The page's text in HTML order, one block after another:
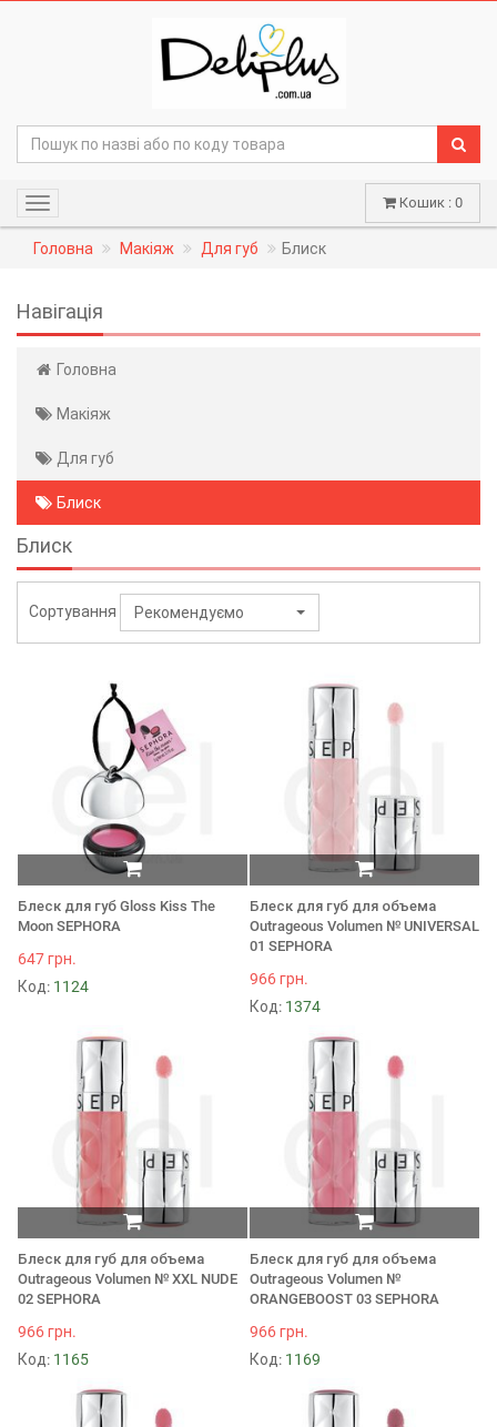
Навігація Кошик : 0
Головна Макіяж Для губ Блиск
Навігація
Головна
Макіяж
Для губ
Блиск
Блиск
Сортування Рекомендуємо
Блеск для губ Gloss Kiss The
Moon SEPHORA
647 грн.
Код: 1124
Блеск для губ для объема
Outrageous Volumen № UNIVERSAL
01 SEPHORA
966 грн.
Код: 1374
Блеск для губ для объема
Outrageous Volumen № XXL NUDE
02 SEPHORA
966 грн.
Код: 1165
Блеск для губ для объема
Outrageous Volumen №
ORANGEBOOST 03 SEPHORA
966 грн.
Код: 1169